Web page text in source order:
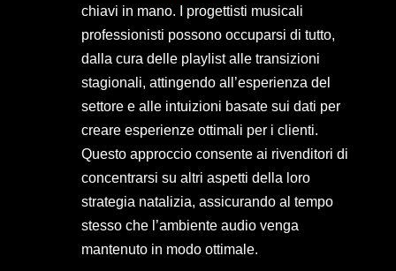
chiavi in mano. I progettisti musicali
professionisti possono occuparsi di tutto,
dalla cura delle playlist alle transizioni
stagionali, attingendo all’esperienza del
settore e alle intuizioni basate sui dati per
creare esperienze ottimali per i clienti.
Questo approccio consente ai rivenditori di
concentrarsi su altri aspetti della loro
strategia natalizia, assicurando al tempo
stesso che l’ambiente audio venga
mantenuto in modo ottimale.